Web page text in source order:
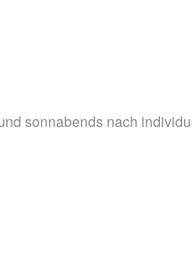
sonnabends nach